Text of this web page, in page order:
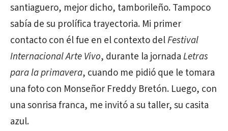
santiaguero, mejor dicho, tamborileño. Tampoco
sabía de su prolífica trayectoria. Mi primer
contacto con él fue en el contexto delFestival
Internacional Arte Vivo, durante la jornadaLetras
para la primavera, cuando me pidió que le tomara
una foto con Monseñor Freddy Bretón. Luego, con
una sonrisa franca, me invitó a su taller, su casita
azul.